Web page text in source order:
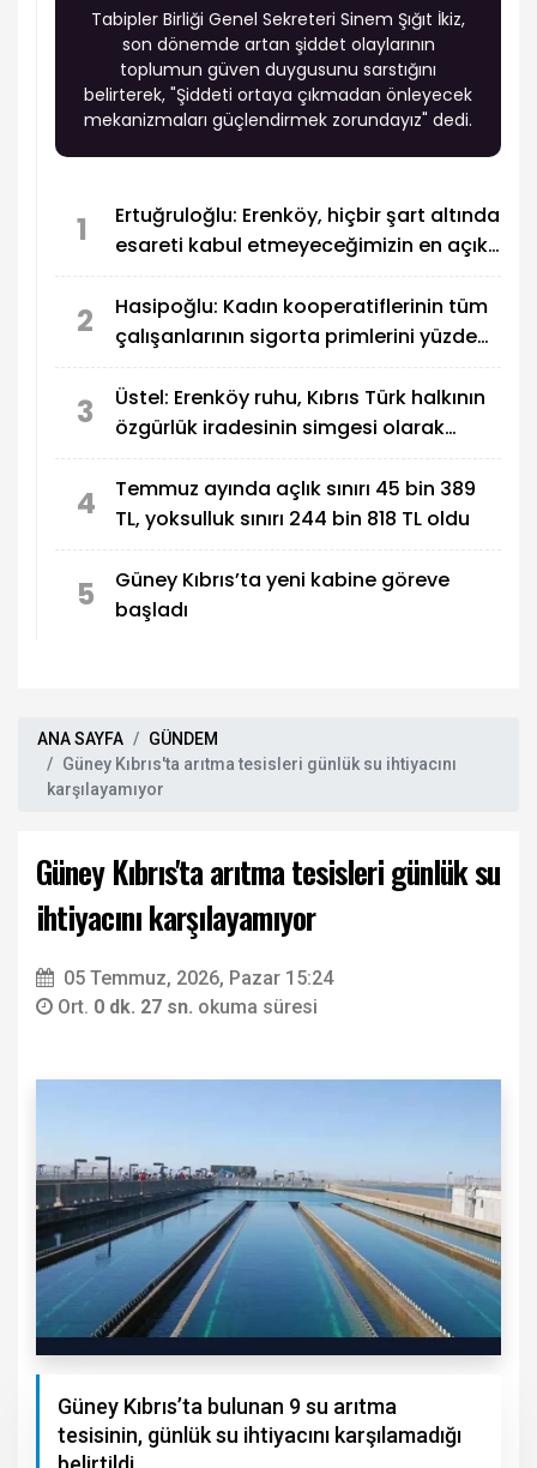
Tabipler Birliği Genel Sekreteri Sinem Şığıt İkiz,
son dönemde artan şiddet olaylarının
toplumun güven duygusunu sarstığını
belirterek, "Şiddeti ortaya çıkmadan önleyecek
mekanizmaları güçlendirmek zorundayız" dedi.
1
Ertuğruloğlu: Erenköy, hiçbir şart altında
esareti kabul etmeyeceğimizin en açık
2
Hasipoğlu: Kadın kooperatiflerinin tüm
çalışanlarının sigorta primlerini yüzde
3
Üstel: Erenköy ruhu, Kıbrıs Türk halkının
özgürlük iradesinin simgesi olarak
4
Temmuz ayında açlık sınırı 45 bin 389
TL, yoksulluk sınırı 244 bin 818 TL oldu
5
Güney Kıbrıs’ta yeni kabine göreve
başladı
ANA SAYFA
GÜNDEM
Güney Kıbrıs'ta arıtma tesisleri günlük su ihtiyacını
karşılayamıyor
Güney Kıbrıs'ta arıtma tesisleri günlük su
ihtiyacını karşılayamıyor
05 Temmuz, 2026, Pazar 15:24
Ort. 0 dk. 27 sn. okuma süresi
Güney Kıbrıs’ta bulunan 9 su arıtma
tesisinin, günlük su ihtiyacını karşılamadığı